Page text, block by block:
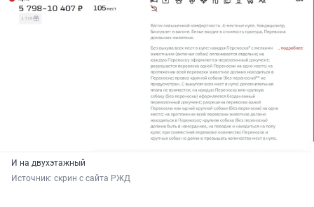
И на двухэтажный
Источник: скрин с сайта РЖД